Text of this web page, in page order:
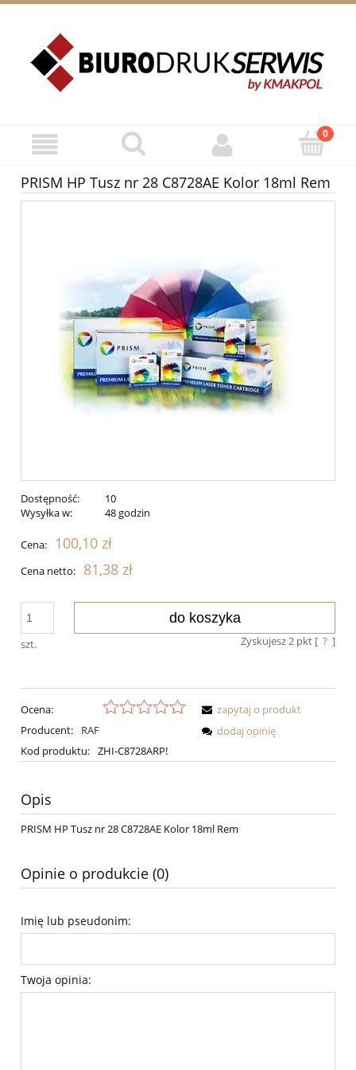
PRISM HP Tusz nr 28 C8728AE Kolor 18ml Rem
Dostępność:
10
Wysyłka w:
48 godzin
Cena: 100,10 zł
Cena netto: 81,38 zł
szt.
do koszyka
Zyskujesz2pkt [ ? ]
Ocena:
Producent:
RAF
Kod produktu: ZHI-C8728ARP!
zapytaj o produkt
dodaj opinię
Opis
PRISM HP Tusz nr 28 C8728AE Kolor 18ml Rem
Opinie o produkcie (0)
Imię lub pseudonim:
Twoja opinia: